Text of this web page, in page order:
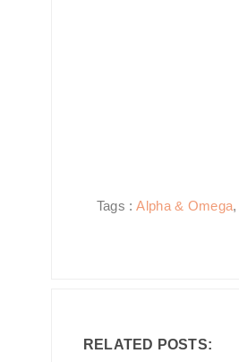
Tags :Alpha & Omega,
RELATED POSTS: